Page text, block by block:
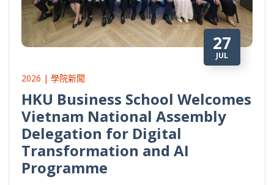
27
JUL
2026 | 學院新聞
HKU Business School Welcomes
Vietnam National Assembly
Delegation for Digital
Transformation and AI
Programme